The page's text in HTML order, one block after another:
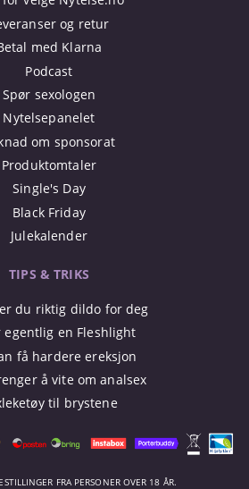
og retur
med Klarna
Podcast
Spør sexologen
Nytelsepanelet
om sponsorat
Produktomtaler
Single's Day
Black Friday
Julekalender
TIPS & TRIKS
du riktig dildo for deg
egentlig en Fleshlight
få hardere ereksjon
å vite om analsex
til brystene
FRA PERSONER OVER 18 ÅR.